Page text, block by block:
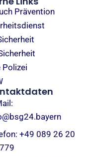
Prävention
Polizei
+49 089 26 20